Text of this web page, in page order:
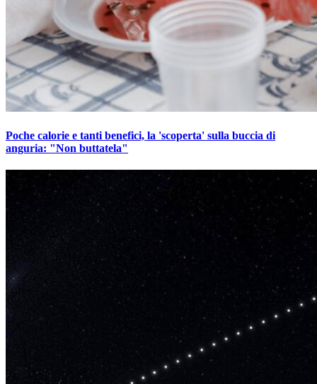
Poche calorie e tanti benefici, la 'scoperta' sulla buccia di
anguria: "Non buttatela"